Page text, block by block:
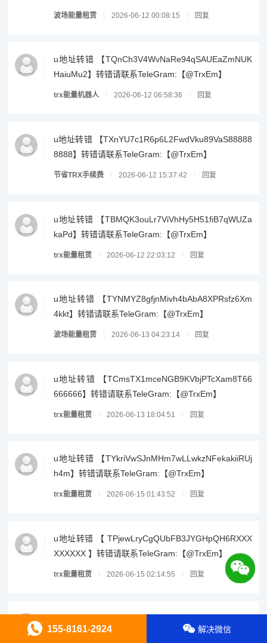
波场能量租赁 2026-06-12 00:08:15 回复
u地址转错 【TQnCh3V4WvNaRe94qSAUEaZmNUK
HaiuMu2】转错请联系TeleGram:【@TrxEm】
trx能量机器人 2026-06-12 06:58:36 回复
u地址转错 【TXnYU7c1R6p6L2FwdVku89VaS88888
8888】转错请联系TeleGram:【@TrxEm】
节省TRX手续费 2026-06-12 15:37:42 回复
u地址转错 【TBMQK3ouLr7ViVhHy5H51fiB7qWUZa
kaPd】转错请联系TeleGram:【@TrxEm】
trx能量租赁 2026-06-12 22:03:12 回复
u地址转错 【TYNMYZ8gfjnMivh4bAbA8XPRsfz6Xm
4kkt】转错请联系TeleGram:【@TrxEm】
波场能量租赁 2026-06-13 04:23:14 回复
u地址转错 【TCmsTX1mceNGB9KVbjPTcXam8T66
666666】转错请联系TeleGram:【@TrxEm】
trx能量租赁 2026-06-13 18:04:51 回复
u地址转错 【TYkriVwSJnMHm7wLLwkzNFekakiiRUj
h4m】转错请联系TeleGram:【@TrxEm】
trx能量租赁 2026-06-15 01:43:52 回复
u地址转错 【 TPjewLryCgQUbFB3JYGHpQH6RXXX
XXXXXX 】转错请联系TeleGram:【@TrxEm】
trx能量租赁 2026-06-15 02:14:55 回复
Zv】转错请联系TeleGram:【@TrxEm】
155-8161-2924 解决微信